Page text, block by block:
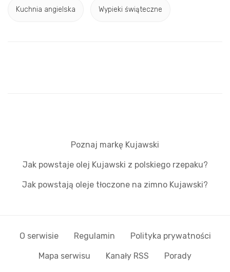
Kuchnia angielska Wypieki świąteczne
Poznaj markę Kujawski
Jak powstaje olej Kujawski z polskiego rzepaku?
Jak powstają oleje tłoczone na zimno Kujawski?
O serwisie Regulamin Polityka prywatności
Mapa serwisu Kanały RSS Porady